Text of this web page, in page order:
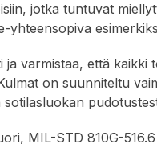
jotka tuntuvat
yhteensopiva
ja varmistaa, että
on suunniteltu
MIL-STD 810G-